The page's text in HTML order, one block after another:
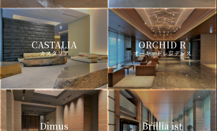
CASTALIA
カスタリア
ORCHID R
オーキッドレジデンス
Dimus Brillia ist